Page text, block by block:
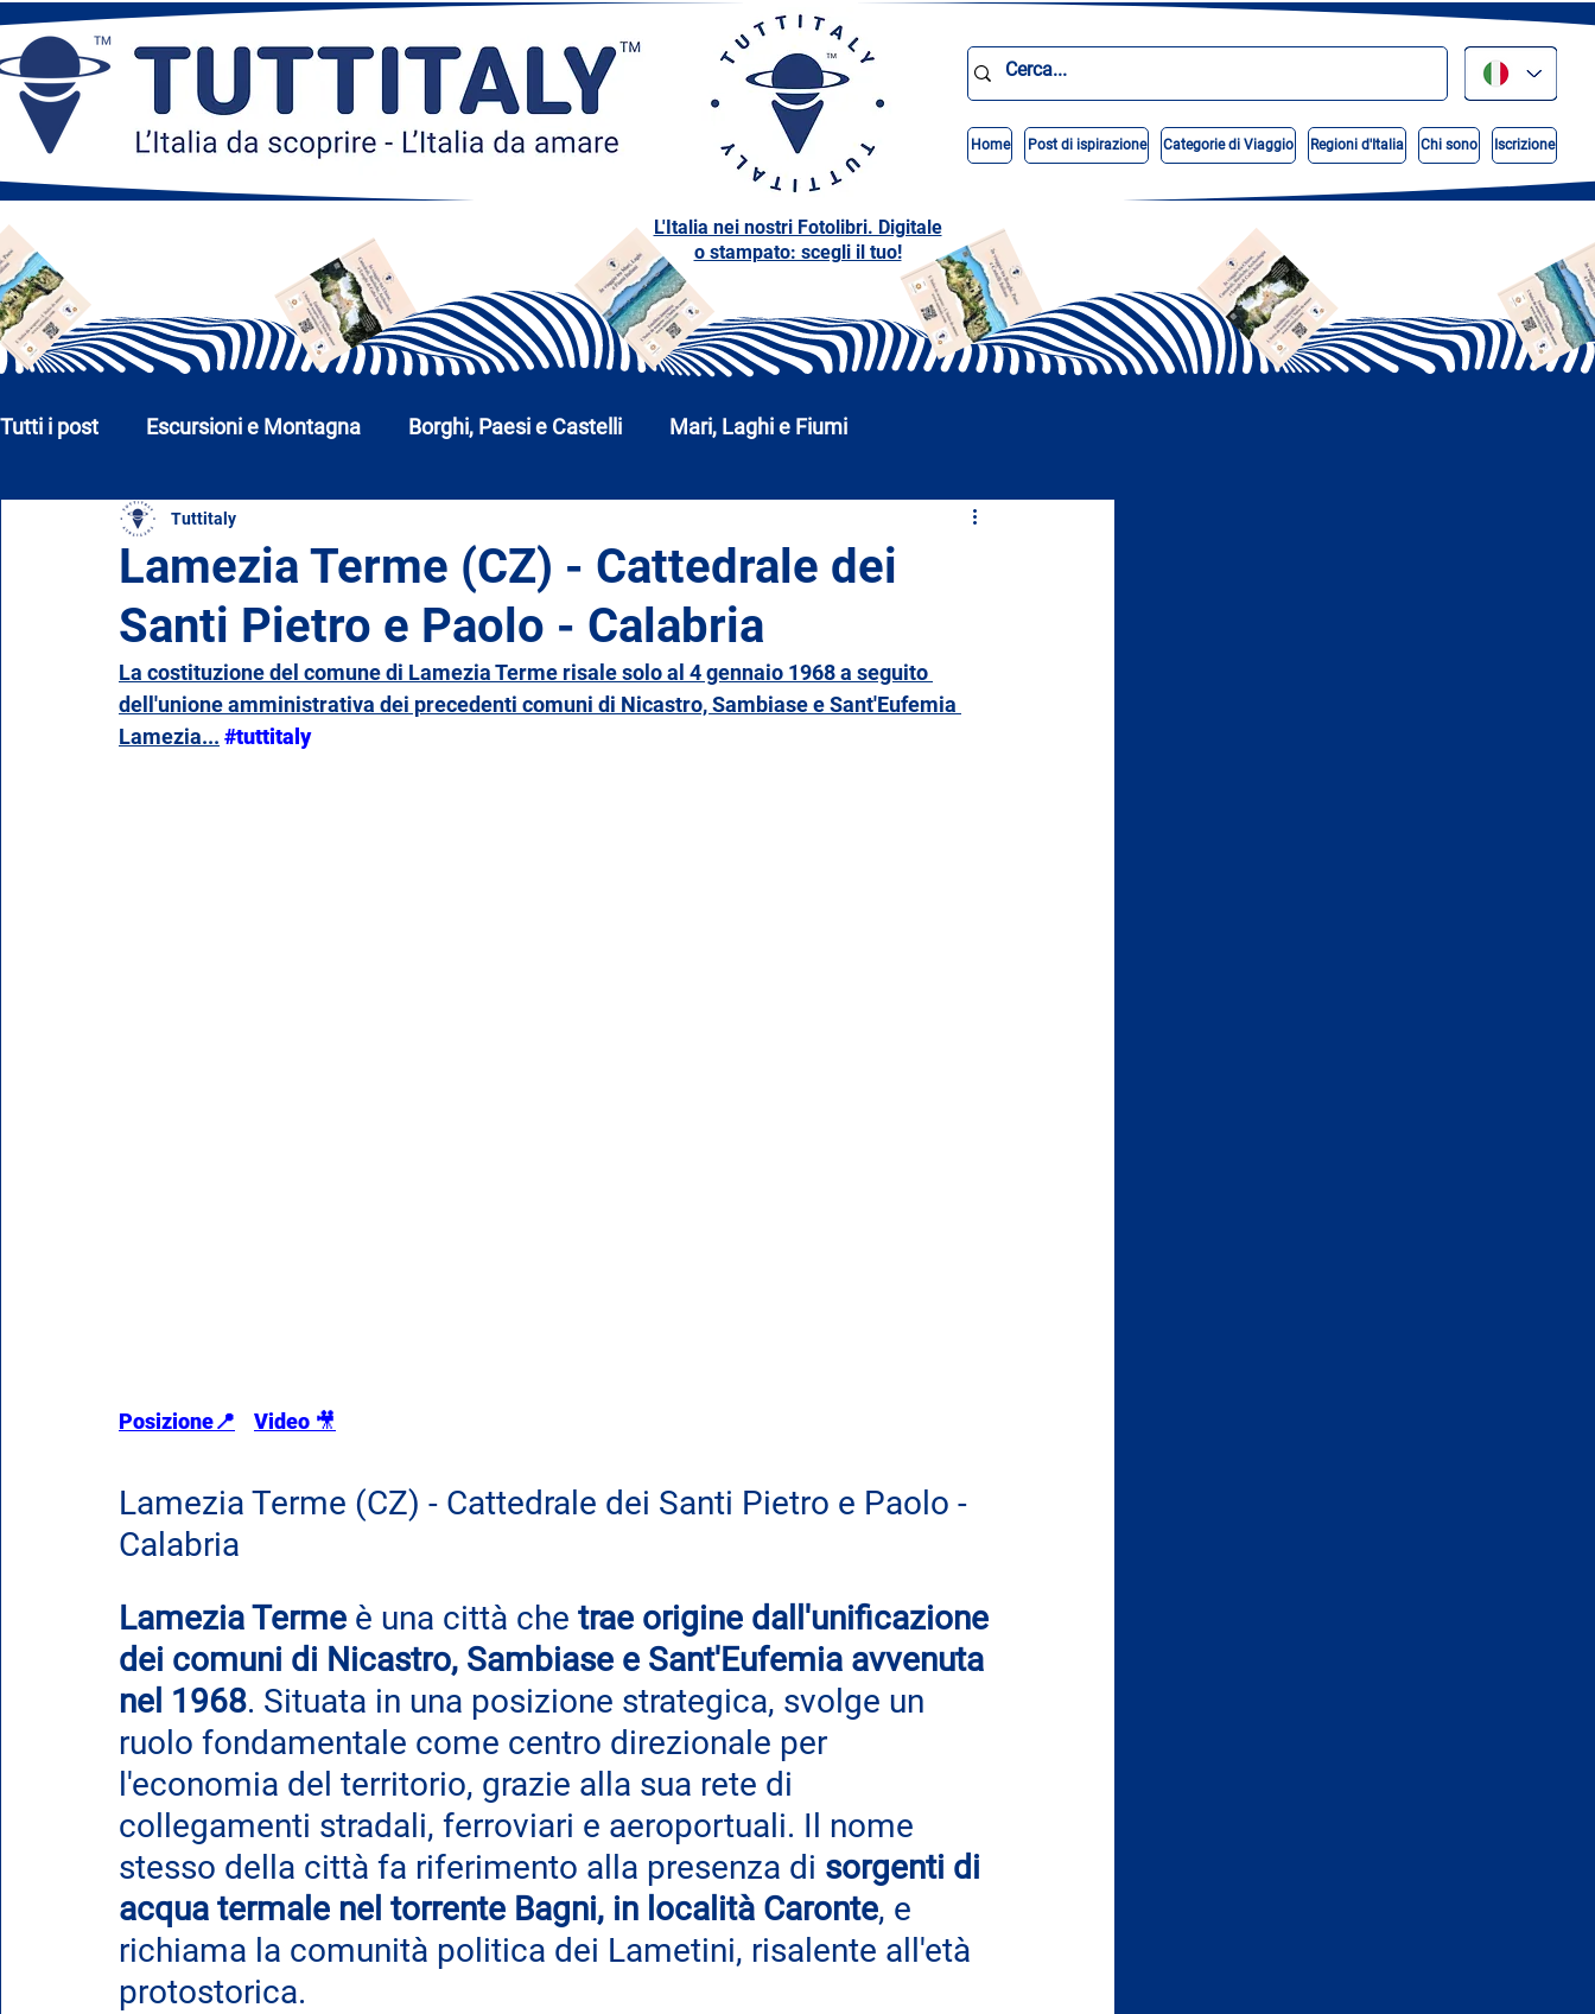
Home Post di ispirazione Categorie di Viaggio Regioni d'Italia Chi sono Iscrizione
L'Italia nei nostri Fotolibri. Digitale
o stampato: scegli il tuo!
Tutti i post Escursioni e Montagna Borghi, Paesi e Castelli Mari, Laghi e Fiumi
Chiese, Monumenti e Musei Campania
Emilia Romagna Friuli-Venezia Giulia Lazio Liguria Lombardia
Piemonte Puglia Sardegna Sicilia Toscana Trentino-Alto Adige Umbria
Lamezia Terme (CZ) - Cattedrale dei
Santi Pietro e Paolo - Calabria
Tuttitaly
La costituzione del comune di Lamezia Terme risale solo al 4 gennaio 1968 a seguito
dell'unione amministrativa dei precedenti comuni di Nicastro, Sambiase e Sant'Eufemia
Lamezia... #tuttitaly
Posizione📍 Video 🎥
Lamezia Terme (CZ) - Cattedrale dei Santi Pietro e Paolo -
Calabria
Lamezia Terme è una città che trae origine dall'unificazione
dei comuni di Nicastro, Sambiase e Sant'Eufemia avvenuta
nel 1968. Situata in una posizione strategica, svolge un
ruolo fondamentale come centro direzionale per
l'economia del territorio, grazie alla sua rete di
collegamenti stradali, ferroviari e aeroportuali. Il nome
stesso della città fa riferimento alla presenza di sorgenti di
acqua termale nel torrente Bagni, in località Caronte, e
richiama la comunità politica dei Lametini, risalente all'età
protostorica.